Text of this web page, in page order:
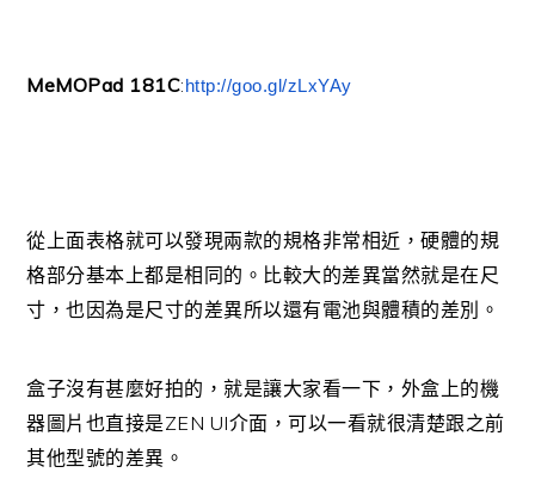
MeMOPad 181C: http://goo.gl/zLxYAy
從上面表格就可以發現兩款的規格非常相近，硬體的規
格部分基本上都是相同的。比較大的差異當然就是在尺
寸，也因為是尺寸的差異所以還有電池與體積的差別。
盒子沒有甚麼好拍的，就是讓大家看一下，外盒上的機
器圖片也直接是ZEN UI介面，可以一看就很清楚跟之前
其他型號的差異。